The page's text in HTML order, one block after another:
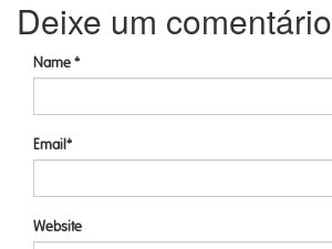
Deixe um comentário
Name *
Email*
Website